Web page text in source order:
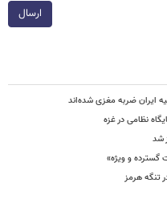
ارسال
ایران ضربه مغزی شده‌اند
نظامی در غزه
شد
گسترده و ویژه»
تنگه هرمز